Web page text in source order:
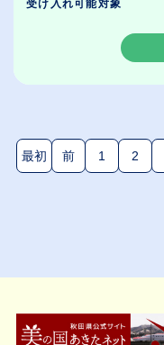
受け入れ可能対象
最初 前 1 2